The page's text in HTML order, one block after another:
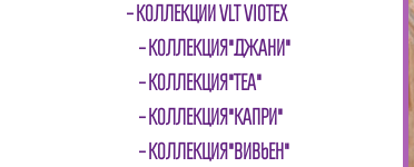
КОЛЛЕКЦИИ VLT VIOTEX
КОЛЛЕКЦИЯ"ДЖАНИ"
КОЛЛЕКЦИЯ"ТЕА"
КОЛЛЕКЦИЯ"КАПРИ"
КОЛЛЕКЦИЯ"ВИВЬЕН"